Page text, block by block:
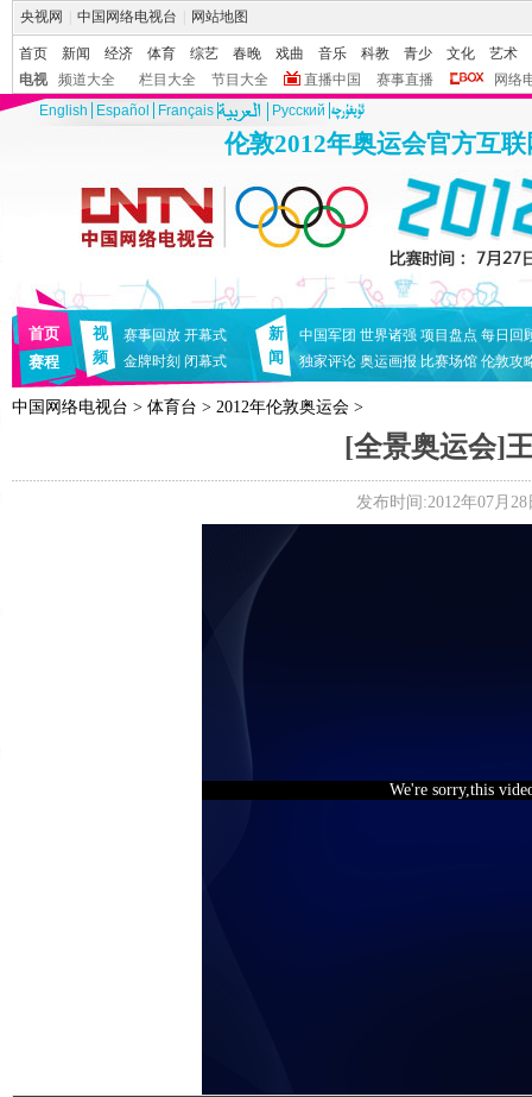
央视网 中国网络电视台 网站地图
首页 新闻 经济 体育 综艺 春晚 戏曲 音乐 科教 青少 文化
艺术
电视
频道大全 栏目大全 节目大全 直播中国 赛事直播
网络
English
Español Français Pусский
伦敦2012年奥运会官方互
首页
赛程
视
频
赛事回放 开幕式
金牌时刻 闭幕式
新
闻
中国军团 世界诸强 项目盘点 每日回
独家评论 奥运画报 比赛场馆 伦敦攻
中国网络电视台 > 体育台 > 2012年伦敦奥运会 >
[全景奥运会]
发布时间:2012年07月
We're sorry,this